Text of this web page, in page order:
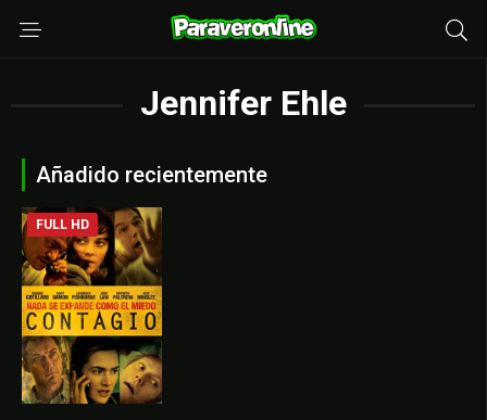
Jennifer Ehle
Añadido recientemente
FULL HD